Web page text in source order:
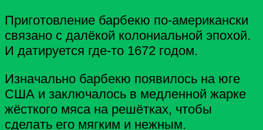
Приготовление барбекю по-американски
связано с далёкой колониальной эпохой.
И датируется где-то 1672 годом.
Изначально барбекю появилось на юге
США и заключалось в медленной жарке
жёсткого мяса на решётках, чтобы
сделать его мягким и нежным.